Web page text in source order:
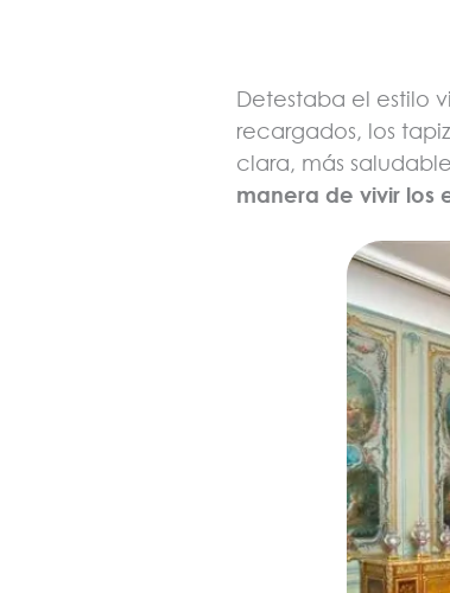
Detestaba el estilo
recargados, los
clara, más
manera de vivir los